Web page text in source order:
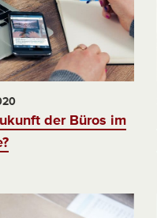
der Büros im